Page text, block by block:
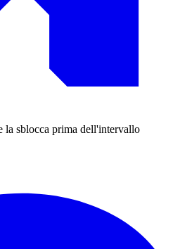
la sblocca prima dell'intervallo